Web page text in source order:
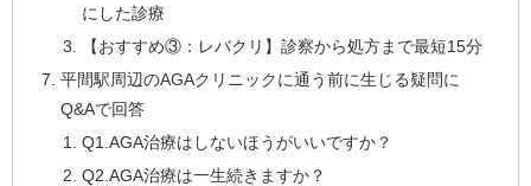
にした診療
【おすすめ③：レバクリ】診察から処方まで最短15分
平間駅周辺のAGAクリニックに通う前に生じる疑問に
Q&Aで回答
Q1.AGA治療はしないほうがいいですか？
Q2.AGA治療は一生続きますか？